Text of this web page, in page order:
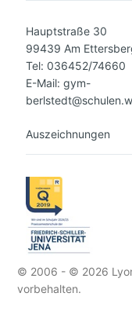
Hauptstraße 30
99439 Am
Tel: 036452/74660
E-Mail: gym-
Auszeichnungen
© 2006 - © 2026
vorbehalten.